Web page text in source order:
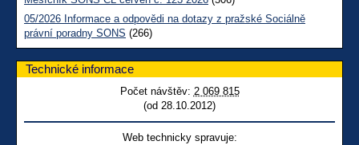
05/2026 Informace a odpovědi na dotazy z pražské Sociálně
právní poradny SONS (266)
Technické informace
Počet návštěv: 2 069 815
(od 28.10.2012)
Web technicky spravuje: